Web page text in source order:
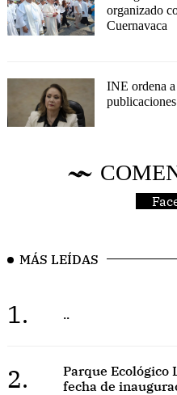
organizado
Cuernavaca
INE ordena
MÁS LEÍDAS
1. ..
2.
Parque Ecológico
fecha de